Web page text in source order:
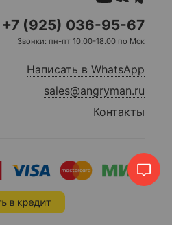
+7 (925) 036-95-67
Звонки: пн-пт 10.00-18.00 по Мск
Написать в WhatsApp
sales@angryman.ru
Контакты